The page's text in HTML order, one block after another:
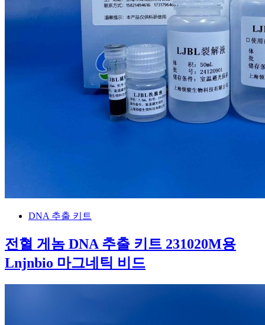
DNA 추출 키트
전혈 게놈 DNA 추출 키트 231020M용
Lnjnbio 마그네틱 비드